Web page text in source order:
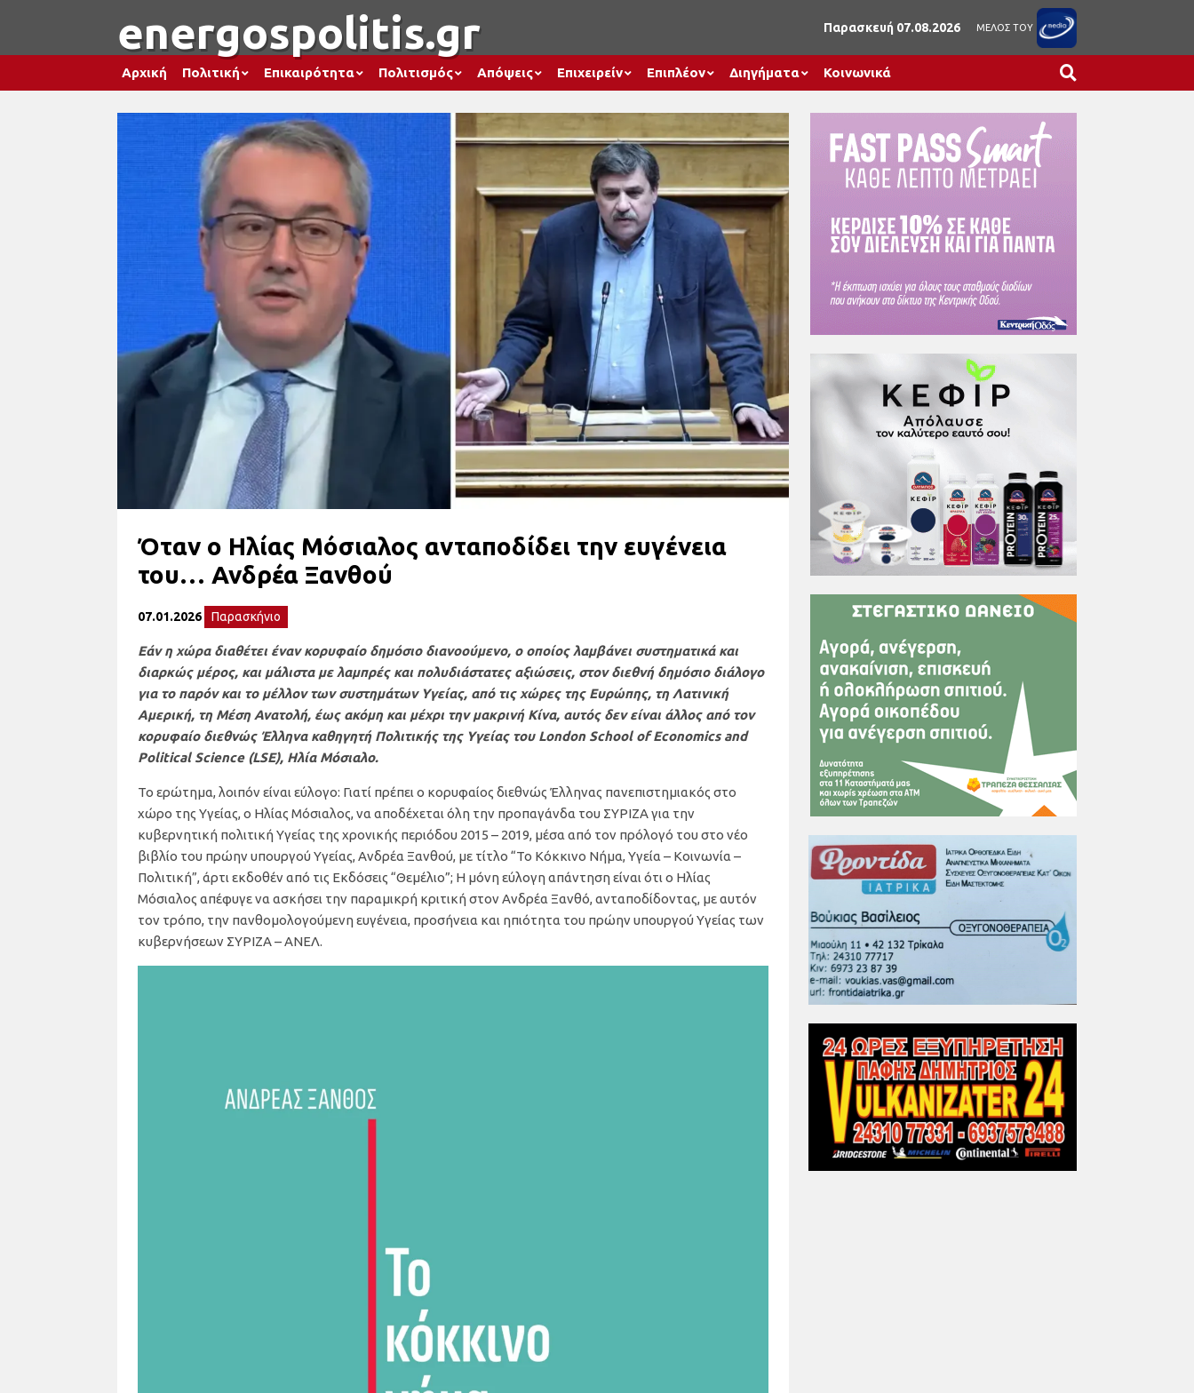
energospolitis.gr Παρασκευή 07.08.2026 ΜΕΛΟΣ ΤΟΥ
Αρχική Πολιτική Επικαιρότητα Πολιτισμός Απόψεις Επιχειρείν Επιπλέον Διηγήματα Κοινωνικά
Όταν ο Ηλίας Μόσιαλος ανταποδίδει την ευγένεια
του… Ανδρέα Ξανθού
07.01.2026 Παρασκήνιο
Εάν η χώρα διαθέτει έναν κορυφαίο δημόσιο διανοούμενο, ο οποίος λαμβάνει συστηματικά και
διαρκώς μέρος, και μάλιστα με λαμπρές και πολυδιάστατες αξιώσεις, στον διεθνή δημόσιο διάλογο
για το παρόν και το μέλλον των συστημάτων Υγείας, από τις χώρες της Ευρώπης, τη Λατινική
Αμερική, τη Μέση Ανατολή, έως ακόμη και μέχρι την μακρινή Κίνα, αυτός δεν είναι άλλος από τον
κορυφαίο διεθνώς Έλληνα καθηγητή Πολιτικής της Υγείας του London School of Economics and
Political Science (LSE), Ηλία Μόσιαλο.
Το ερώτημα, λοιπόν είναι εύλογο: Γιατί πρέπει ο κορυφαίος διεθνώς Έλληνας πανεπιστημιακός στο
χώρο της Υγείας, ο Ηλίας Μόσιαλος, να αποδέχεται όλη την προπαγάνδα του ΣΥΡΙΖΑ για την
κυβερνητική πολιτική Υγείας της χρονικής περιόδου 2015 – 2019, μέσα από τον πρόλογό του στο νέο
βιβλίο του πρώην υπουργού Υγείας, Ανδρέα Ξανθού, με τίτλο “Το Κόκκινο Νήμα, Υγεία – Κοινωνία –
Πολιτική”, άρτι εκδοθέν από τις Εκδόσεις “Θεμέλιο”; Η μόνη εύλογη απάντηση είναι ότι ο Ηλίας
Μόσιαλος απέφυγε να ασκήσει την παραμικρή κριτική στον Ανδρέα Ξανθό, ανταποδίδοντας, με αυτόν
τον τρόπο, την πανθομολογούμενη ευγένεια, προσήνεια και ηπιότητα του πρώην υπουργού Υγείας των
κυβερνήσεων ΣΥΡΙΖΑ – ΑΝΕΛ.